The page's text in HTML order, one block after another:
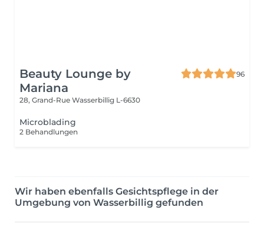
Beauty Lounge by
Mariana
96
28, Grand-Rue Wasserbillig L-6630
Microblading
2 Behandlungen
Wir haben ebenfalls Gesichtspflege in der
Umgebung von Wasserbillig gefunden